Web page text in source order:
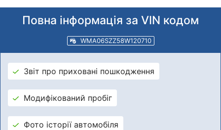
Повна інформація за VIN кодом
WMA06SZZ58W120710
Звіт про приховані пошкодження
Модифікований пробіг
Фото історії автомобіля